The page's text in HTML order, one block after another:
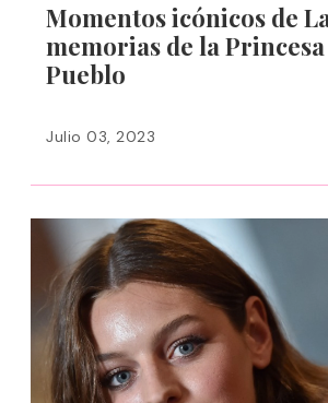
Momentos icónicos de
memorias de la
Pueblo
Julio 03, 2023